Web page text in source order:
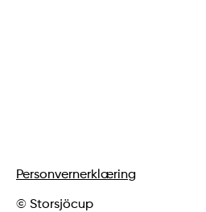
Personvernerklæring
© Storsjöcup